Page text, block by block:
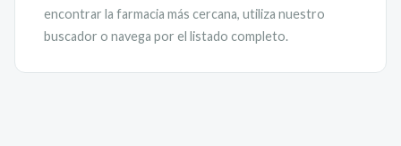
encontrar la farmacia más cercana, utiliza nuestro
buscador o navega por el listado completo.